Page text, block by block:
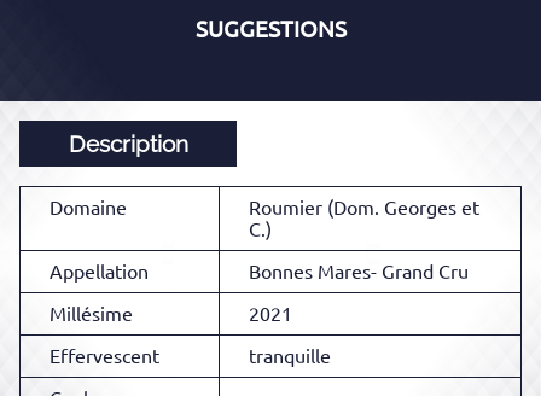
SUGGESTIONS
Description
Domaine
Roumier (Dom. Georges et
C.)
Appellation
Bonnes Mares- Grand Cru
Millésime
2021
Effervescent
tranquille